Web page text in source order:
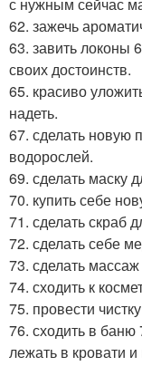
с нужным сейчас
62. зажечь
63. завить локоны
своих достоинств.
65. красиво
надеть.
67. сделать новую
водорослей.
69. сделать маску
70. купить себе
71. сделать скраб
72. сделать себе
73. сделать
74. сходить к
75. провести
76. сходить в баню
лежать в кровати и